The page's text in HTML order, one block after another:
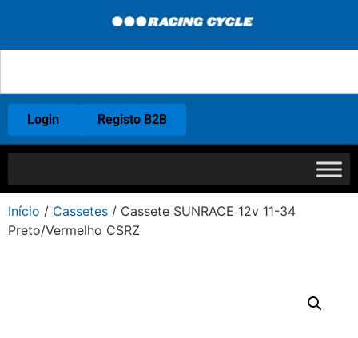
Login Registo B2B
Início / Cassetes / Cassete SUNRACE 12v 11-34
Preto/Vermelho CSRZ